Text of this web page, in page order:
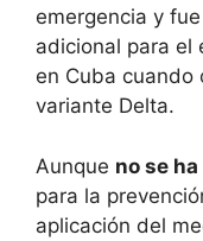
emergencia y
adicional para el
en Cuba cuando
variante Delta.
Aunque no se
para la
aplicación del